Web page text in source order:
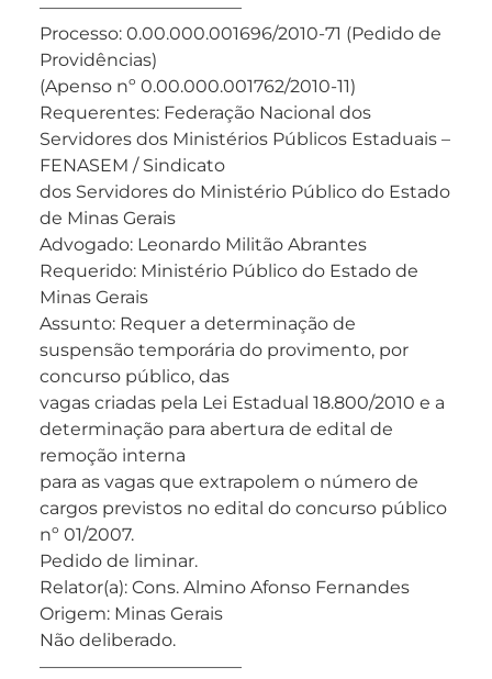
———————————–
Processo: 0.00.000.001696/2010-71 (Pedido de
Providências)
(Apenso nº 0.00.000.001762/2010-11)
Requerentes: Federação Nacional dos
Servidores dos Ministérios Públicos Estaduais –
FENASEM / Sindicato
dos Servidores do Ministério Público do Estado
de Minas Gerais
Advogado: Leonardo Militão Abrantes
Requerido: Ministério Público do Estado de
Minas Gerais
Assunto: Requer a determinação de
suspensão temporária do provimento, por
concurso público, das
vagas criadas pela Lei Estadual 18.800/2010 e a
determinação para abertura de edital de
remoção interna
para as vagas que extrapolem o número de
cargos previstos no edital do concurso público
nº 01/2007.
Pedido de liminar.
Relator(a): Cons. Almino Afonso Fernandes
Origem: Minas Gerais
Não deliberado.
———————————–